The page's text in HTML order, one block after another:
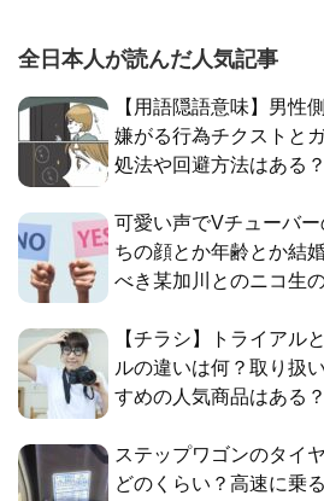
全日本人が読んだ人気記事
【用語隠語意味】男性
嫌がる行為チクストと
処法や回避方法はある
可愛い声でVチューバ
ちの顔とか年齢とか結
べき某加川とのニコ生
【チラシ】トライアル
ルの違いは何？取り扱
すめの人気商品はある
ステップワゴンのタイ
どのくらい？高速に乗